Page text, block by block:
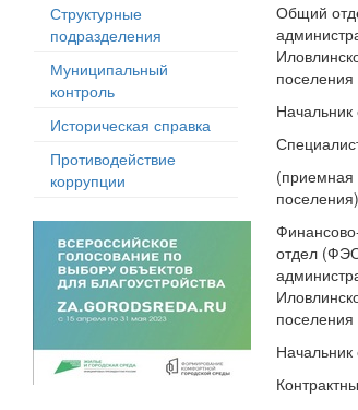
Структурные
подразделения
Муниципальный
контроль
Историческая справка
Противодействие
коррупции
Общий
поселения
(приемная
поселения)
отдел
поселения
Начальник